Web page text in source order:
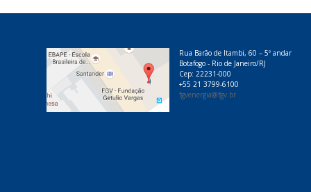
Rua Barão de Itambi, 60 – 5º andar
Botafogo - Rio de Janeiro/RJ
Cep: 22231-000
+55 21 3799-6100
fgvenergia@fgv.br